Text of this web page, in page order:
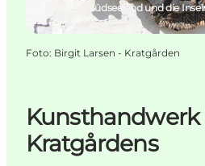
Kratgårdens
Hårlev, Südseeland und die
Foto: Birgit Larsen - Kratgården